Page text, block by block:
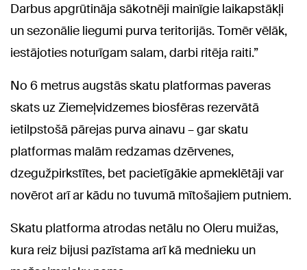
Darbus apgrūtināja sākotnēji mainīgie laikapstākļi
un sezonālie liegumi purva teritorijās. Tomēr vēlāk,
iestājoties noturīgam salam, darbi ritēja raiti.”
No 6 metrus augstās skatu platformas paveras
skats uz Ziemeļvidzemes biosfēras rezervātā
ietilpstošā pārejas purva ainavu – gar skatu
platformas malām redzamas dzērvenes,
dzegužpirkstītes, bet pacietīgākie apmeklētāji var
novērot arī ar kādu no tuvumā mītošajiem putniem.
Skatu platforma atrodas netālu no Oleru muižas,
kura reiz bijusi pazīstama arī kā mednieku un